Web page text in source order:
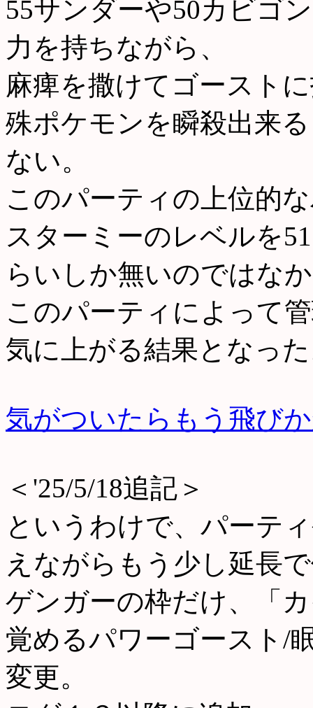
55サンダーや50カビゴ
力を持ちながら、
麻痺を撒けてゴースト
殊ポケモンを瞬殺出来
ない。
このパーティの上位的
スターミーのレベルを
らいしか無いのではな
このパーティによって
気に上がる結果となっ
気がついたらもう飛び
＜'25/5/18追記＞
というわけで、パーテ
えながらもう少し延長
ゲンガーの枠だけ、「
覚めるパワーゴースト/
変更。